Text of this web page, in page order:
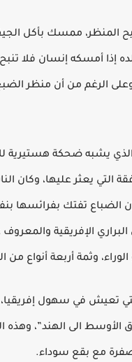
المنظر، ممسك بأكل
أمسكه إنسان فلا تنبح
الرغم من أن منظر
يشبه ضحكة هستيرية
التي يعثر عليها،
الضباع تفتك بفرائسها
الإفريقية
وثمة أربعة أنواع من
التي تعيش في سهول
الى الهند”، وهذه
مع بقع سوداء.